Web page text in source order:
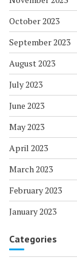
October 2023
September 2023
August 2023
July 2023
June 2023
May 2023
April 2023
March 2023
February 2023
January 2023
Categories